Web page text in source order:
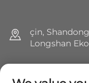
çin,
Longshan